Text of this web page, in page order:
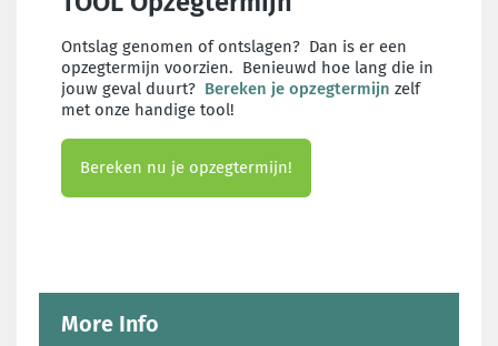
Ontslag genomen of ontslagen? Dan is er een
opzegtermijn voorzien. Benieuwd hoe lang die in
jouw geval duurt? Bereken je opzegtermijn zelf
met onze handige tool!
Bereken nu je opzegtermijn!
More Info